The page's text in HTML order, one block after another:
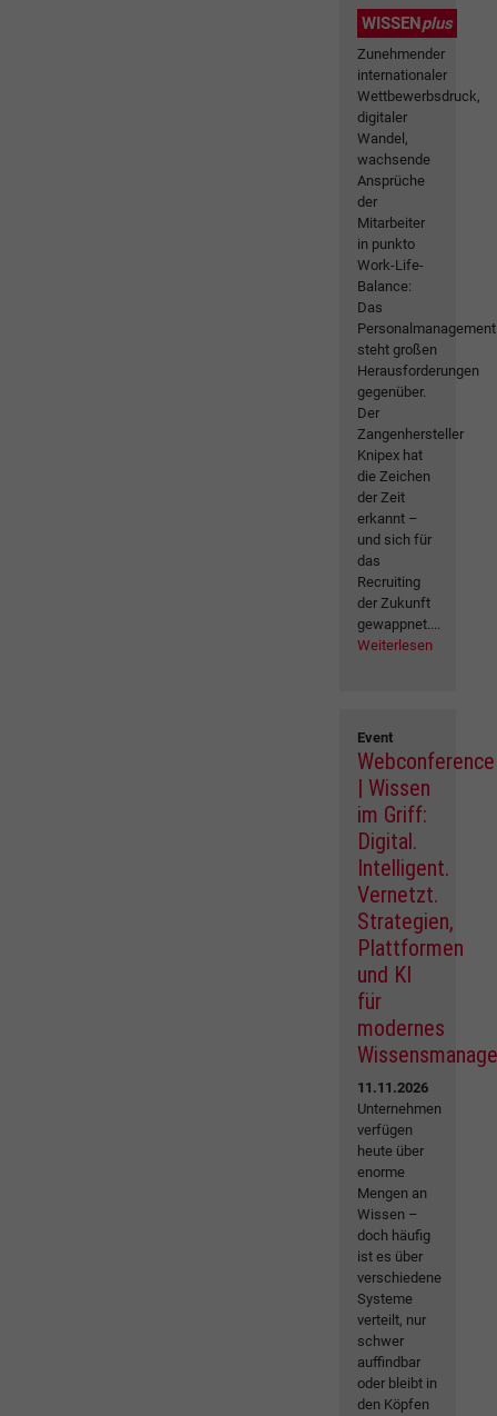
WISSENplus
Zunehmender
internationaler
Wettbewerbsdruck,
digitaler
Wandel,
wachsende
Ansprüche
der
Mitarbeiter
in punkto
Work-Life-
Balance:
Das
Personalmanagement
steht großen
Herausforderungen
gegenüber.
Der
Zangenhersteller
Knipex hat
die Zeichen
der Zeit
erkannt –
und sich für
das
Recruiting
der Zukunft
gewappnet....
Weiterlesen
Event
Webconference
| Wissen
im Griff:
Digital.
Intelligent.
Vernetzt.
Strategien,
Plattformen
und KI
für
modernes
11.11.2026
Unternehmen
verfügen
heute über
enorme
Mengen an
Wissen –
doch häufig
ist es über
verschiedene
Systeme
verteilt, nur
schwer
auffindbar
oder bleibt in
den Köpfen